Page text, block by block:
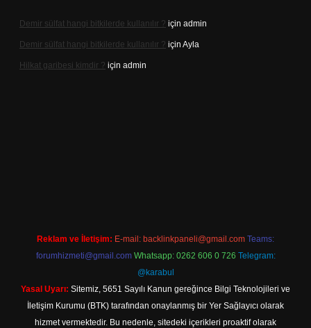
Demir sülfat hangi bitkilerde kullanılır ? için admin
Demir sülfat hangi bitkilerde kullanılır ? için Ayla
Hilkat garibesi kimdir ? için admin
Reklam ve İletişim: E-mail: backlinkpaneli@gmail.com Teams:
forumhizmeti@gmail.com Whatsapp: 0262 606 0 726 Telegram:
@karabul
Yasal Uyarı: Sitemiz, 5651 Sayılı Kanun gereğince Bilgi Teknolojileri ve
İletişim Kurumu (BTK) tarafından onaylanmış bir Yer Sağlayıcı olarak
hizmet vermektedir. Bu nedenle, sitedeki içerikleri proaktif olarak